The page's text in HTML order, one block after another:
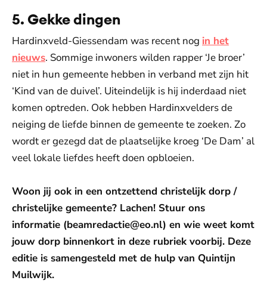
5. Gekke dingen
Hardinxveld-Giessendam was recent nog in het
nieuws. Sommige inwoners wilden rapper ‘Je broer’
niet in hun gemeente hebben in verband met zijn hit
‘Kind van de duivel’. Uiteindelijk is hij inderdaad niet
komen optreden. Ook hebben Hardinxvelders de
neiging de liefde binnen de gemeente te zoeken. Zo
wordt er gezegd dat de plaatselijke kroeg ‘De Dam’ al
veel lokale liefdes heeft doen opbloeien.
Woon jij ook in een ontzettend christelijk dorp /
christelijke gemeente? Lachen! Stuur ons
informatie (beamredactie@eo.nl) en wie weet komt
jouw dorp binnenkort in deze rubriek voorbij. Deze
editie is samengesteld met de hulp van Quintijn
Muilwijk.